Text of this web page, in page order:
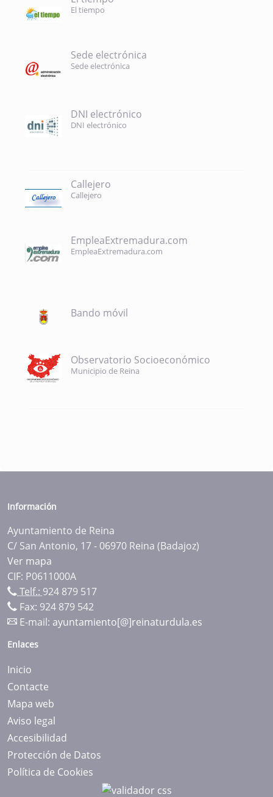
El tiempo
Sede electrónica
Sede electrónica
DNI electrónico
DNI electrónico
Callejero
Callejero
EmpleaExtremadura.com
EmpleaExtremadura.com
Bando móvil
Observatorio Socioeconómico
Municipio de Reina
Información
Ayuntamiento de Reina
C/ San Antonio, 17 - 06970 Reina (Badajoz)
Ver mapa
CIF: P0611000A
Telf.: 924 879 517
Fax: 924 879 542
E-mail: ayuntamiento[@]reinaturdula.es
Enlaces
Inicio
Contacte
Mapa web
Aviso legal
Accesibilidad
Protección de Datos
Política de Cookies